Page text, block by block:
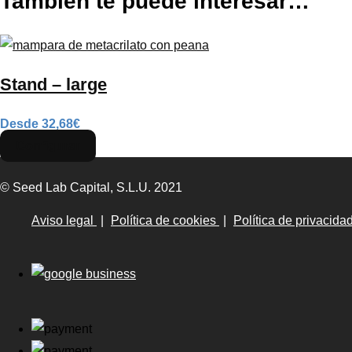
Stand – large
32,68€
© Seed Lab Capital, S.L.U. 2021
Aviso legal Política de cookies Política de